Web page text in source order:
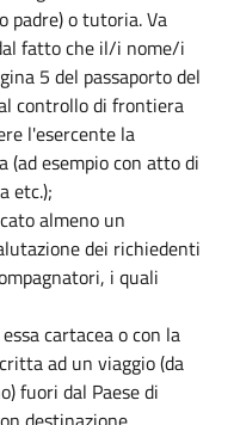
padre) o tutoria. Va
fatto che il/i nome/i
5 del passaporto del
controllo di frontiera
l'esercente la
esempio con atto di
etc.);
almeno un
dei richiedenti
i quali
cartacea o con la
ad un viaggio (da
fuori dal Paese di